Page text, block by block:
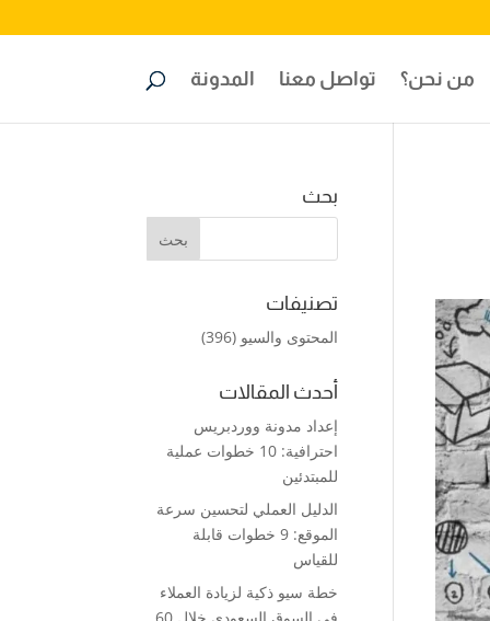
من نحن؟ تواصل معنا المدونة
بحث
تصنيفات
المحتوى والسيو (396)
أحدث المقالات
إعداد مدونة ووردبريس
احترافية: 10 خطوات عملية
للمبتدئين
الدليل العملي لتحسين سرعة
الموقع: 9 خطوات قابلة
للقياس
خطة سيو ذكية لزيادة العملاء